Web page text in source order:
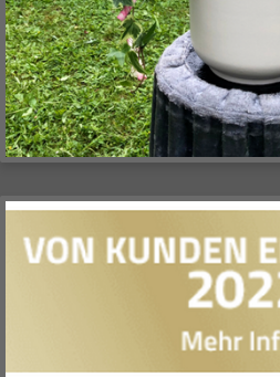
SEHR
4,98 /